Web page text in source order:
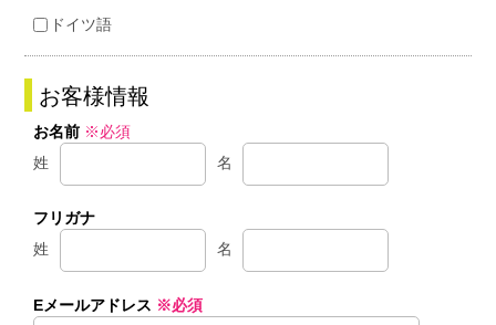
ドイツ語
お客様情報
お名前 ※必須
姓
名
フリガナ
姓
名
Eメールアドレス ※必須